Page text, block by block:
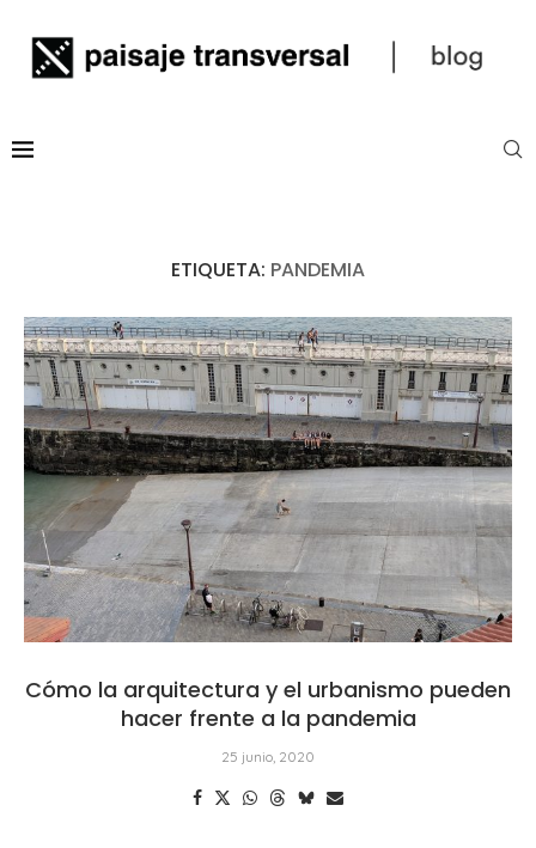
ETIQUETA: PANDEMIA
Cómo la arquitectura y el urbanismo pueden
hacer frente a la pandemia
25 junio, 2020